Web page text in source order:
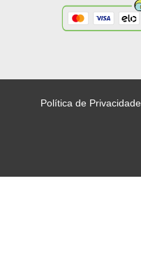
Política de Privacidade